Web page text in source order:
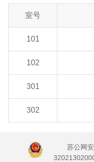
室号
101
102
301
302
苏公网